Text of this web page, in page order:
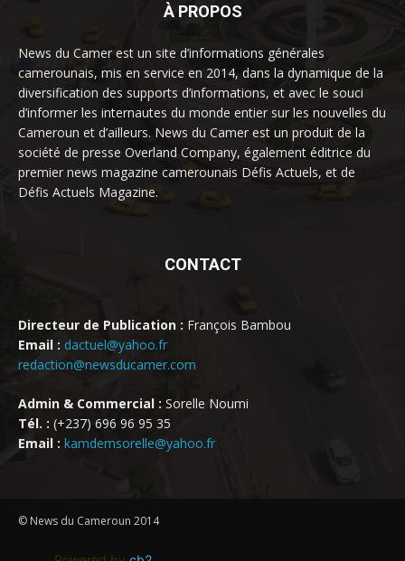
À PROPOS
News du Camer est un site d’informations générales
camerounais, mis en service en 2014, dans la dynamique de la
diversification des supports d’informations, et avec le souci
d’informer les internautes du monde entier sur les nouvelles du
Cameroun et d’ailleurs. News du Camer est un produit de la
société de presse Overland Company, également éditrice du
premier news magazine camerounais Défis Actuels, et de
Défis Actuels Magazine.
CONTACT
Directeur de Publication : François Bambou
Email : dactuel@yahoo.fr
redaction@newsducamer.com
Admin & Commercial : Sorelle Noumi
Tél. : (+237) 696 96 95 35
Email : kamdemsorelle@yahoo.fr
© News du Cameroun 2014